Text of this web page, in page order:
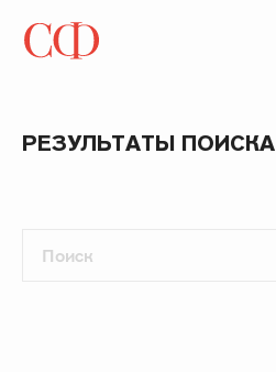
РЕЗУЛЬТАТЫ ПОИСКА